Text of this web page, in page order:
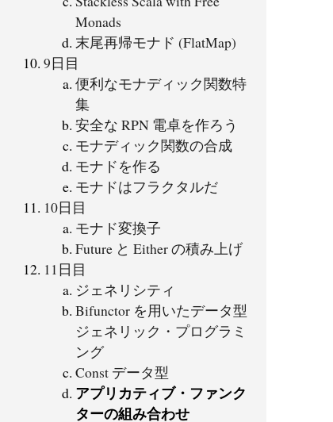
Monads
末尾再帰モナド (FlatMap)
9日目
便利なモナディック関数特
集
安全な RPN 電卓を作ろう
モナディック関数の合成
モナドを作る
モナドはフラクタルだ
10日目
モナド変換子
Future と Either の積み上げ
11日目
ジェネリシティ
Bifunctor を用いたデータ型
ジェネリック・プログラミ
ング
Const データ型
アプリカティブ・ファンク
ターの組み合わせ